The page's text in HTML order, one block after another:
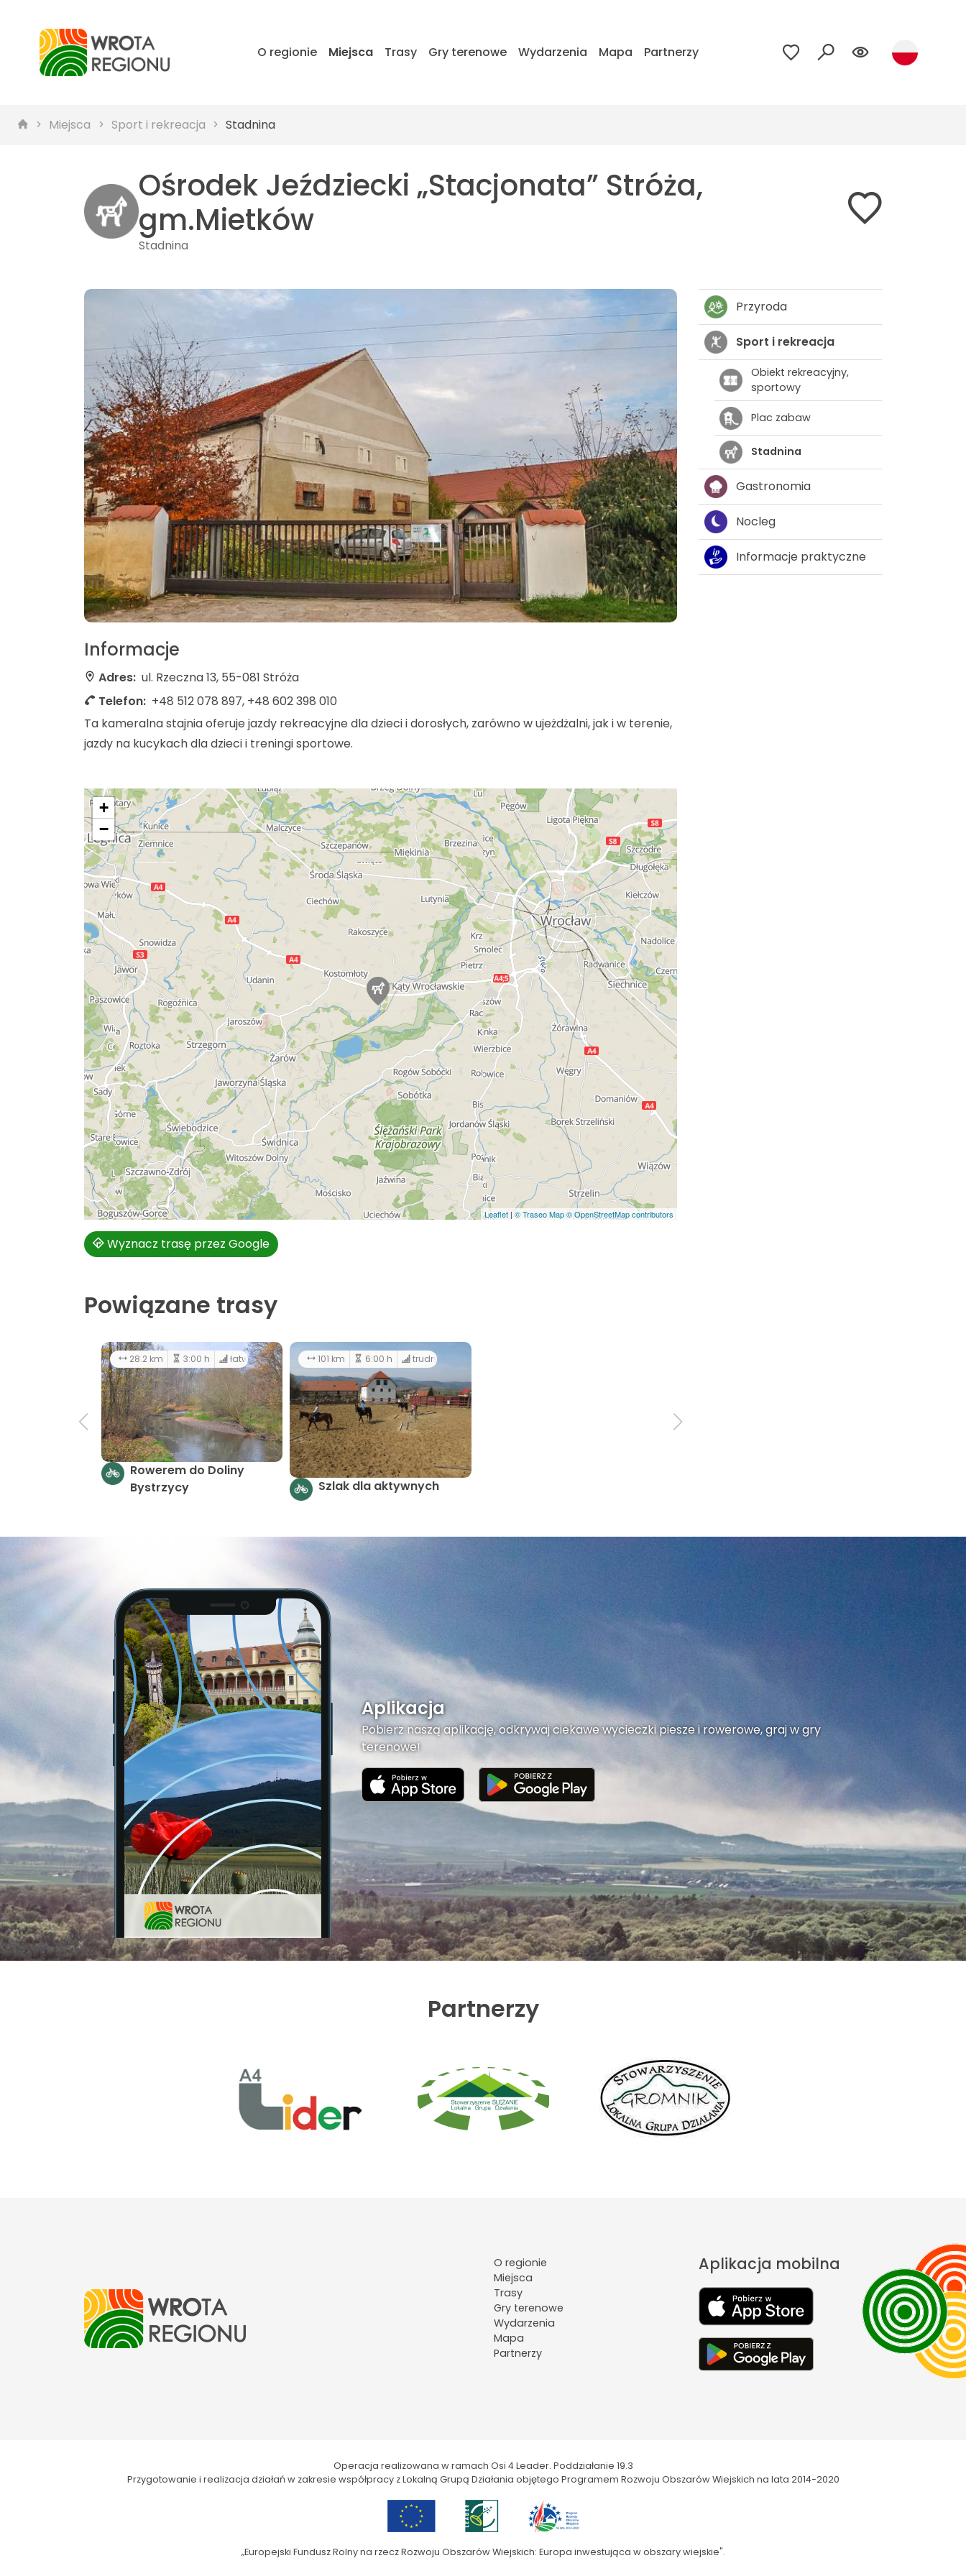
O regionie Miejsca Trasy Gry terenowe Wydarzenia Mapa Partnerzy
Miejsca Sport i rekreacja Stadnina
Ośrodek Jeździecki „Stacjonata” Stróża,
gm.Mietków
Stadnina
Informacje
Adres: ul. Rzeczna 13, 55-081 Stróża
Telefon: +48 512 078 897, +48 602 398 010
Ta kameralna stajnia oferuje jazdy rekreacyjne dla dzieci i dorosłych, zarówno w ujeżdżalni, jak i w terenie,
jazdy na kucykach dla dzieci i treningi sportowe.
+
−
Leaflet| © Traseo Map© OpenStreetMap contributors
Wyznacz trasę przez Google
Powiązane trasy
28.2 km 3:00 h łatwy
Rowerem do Doliny
Bystrzycy
101 km 6:00 h trudny
Szlak dla aktywnych
Przyroda
Sport i rekreacja
Obiekt rekreacyjny,
sportowy
Plac zabaw
Stadnina
Gastronomia
Nocleg
Informacje praktyczne
Aplikacja
Pobierz naszą aplikację, odkrywaj ciekawe wycieczki piesze i rowerowe, graj w gry
terenowe!
Partnerzy
O regionie
Miejsca
Trasy
Gry terenowe
Wydarzenia
Mapa
Partnerzy
Aplikacja mobilna
Operacja realizowana w ramach Osi 4 Leader. Poddziałanie 19.3
Przygotowanie i realizacja działań w zakresie współpracy z Lokalną Grupą Działania objętego Programem Rozwoju Obszarów Wiejskich na lata 2014-2020
„Europejski Fundusz Rolny na rzecz Rozwoju Obszarów Wiejskich: Europa inwestująca w obszary wiejskie".